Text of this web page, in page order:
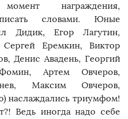
награждения,
словами. Юные
Дидик, Егор Лагутин,
Еремкин, Виктор
Денис Авадень, Георгий
Артем Овчеров,
Максим Овчеров,
наслаждались триумфом!
Ведь иногда надо себе